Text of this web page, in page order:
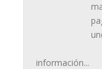
información...